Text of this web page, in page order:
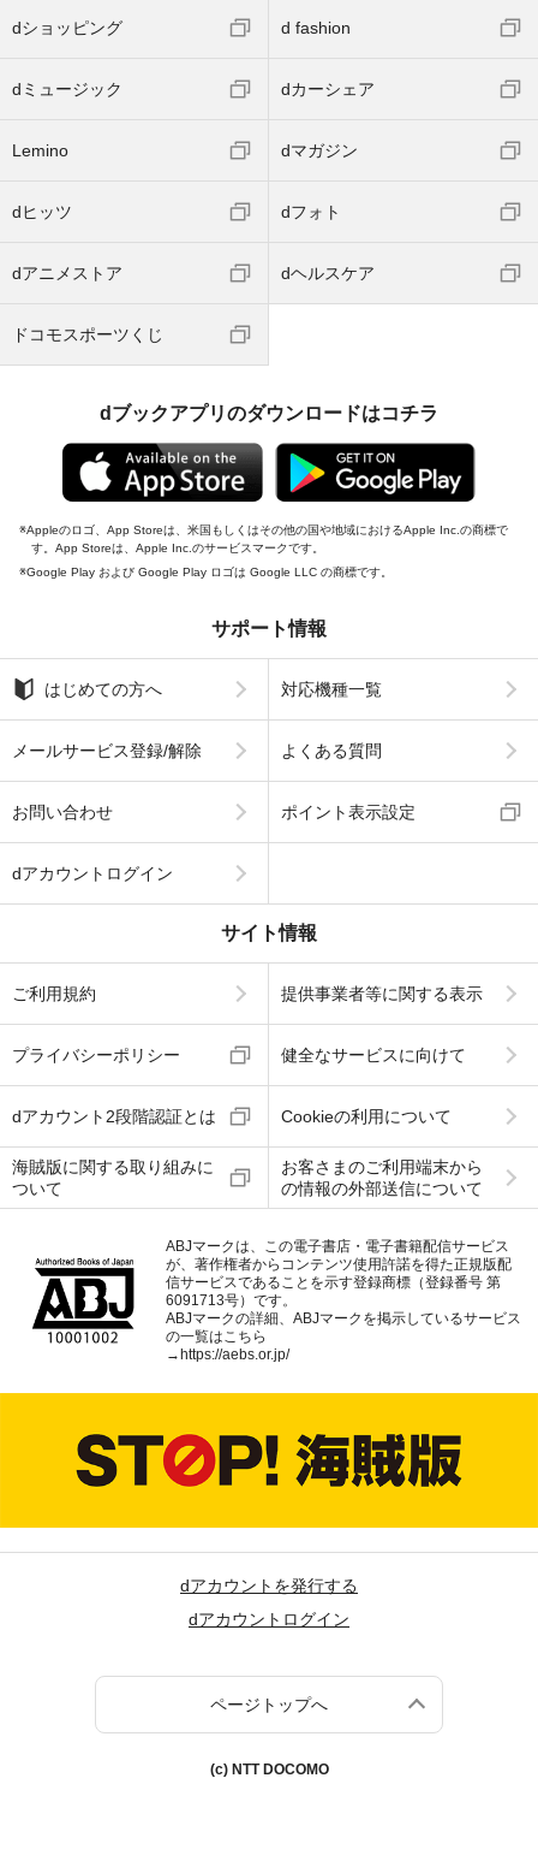
dショッピング d fashion
dミュージック dカーシェア
Lemino dマガジン
dヒッツ dフォト
dアニメストア dヘルスケア
ドコモスポーツくじ
dブックアプリのダウンロードはコチラ
Appleのロゴ、App Storeは、米国もしくはその他の国や地域におけるApple Inc.の商標で
す。App Storeは、Apple Inc.のサービスマークです。
Google Play および Google Play ロゴは Google LLC の商標です。
サポート情報
はじめての方へ 対応機種一覧
メールサービス登録/解除 よくある質問
お問い合わせ ポイント表示設定
dアカウントログイン
サイト情報
ご利用規約 提供事業者等に関する表示
プライバシーポリシー 健全なサービスに向けて
dアカウント2段階認証とは Cookieの利用について
海賊版に関する取り組みに
ついて
お客さまのご利用端末から
の情報の外部送信について
ABJマークは、この電子書店・電子書籍配信サービス
が、著作権者からコンテンツ使用許諾を得た正規版配
信サービスであることを示す登録商標（登録番号 第
6091713号）です。
ABJマークの詳細、ABJマークを掲示しているサービス
の一覧はこちら
→https://aebs.or.jp/
dアカウントを発行する
dアカウントログイン
ページトップへ
(c) NTT DOCOMO